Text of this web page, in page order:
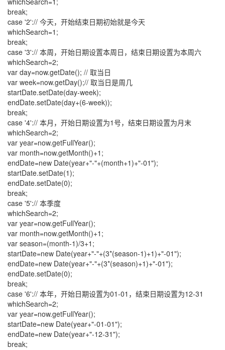
break;
case '2':// 今天，开始结束日期初始就是今天
whichSearch=1;
break;
case '3':// 本周，开始日期设置本周日，结束日期设置为本周六
whichSearch=2;
var day=now.getDate(); // 取当日
var week=now.getDay();// 取当日是周几
startDate.setDate(day-week);
endDate.setDate(day+(6-week));
break;
case '4':// 本月，开始日期设置为1号，结束日期设置为月末
whichSearch=2;
var year=now.getFullYear();
var month=now.getMonth()+1;
endDate=new Date(year+"-"+(month+1)+"-01");
startDate.setDate(1);
endDate.setDate(0);
break;
case '5':// 本季度
whichSearch=2;
var year=now.getFullYear();
var month=now.getMonth()+1;
var season=(month-1)/3+1;
startDate=new Date(year+"-"+(3*(season-1)+1)+"-01");
endDate=new Date(year+"-"+(3*(season)+1)+"-01");
endDate.setDate(0);
break;
case '6':// 本年，开始日期设置为01-01，结束日期设置为12-31
whichSearch=2;
var year=now.getFullYear();
startDate=new Date(year+"-01-01");
endDate=new Date(year+"-12-31");
break;